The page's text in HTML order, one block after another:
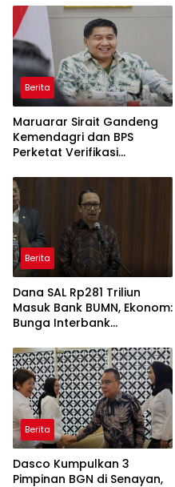
Berita
Maruarar Sirait Gandeng
Kemendagri dan BPS
Perketat Verifikasi
Rumah BSPS
Berita
Dana SAL Rp281 Triliun
Masuk Bank BUMN, Ekonom:
Bunga Interbank
Berita
Dasco Kumpulkan 3
Pimpinan BGN di Senayan,